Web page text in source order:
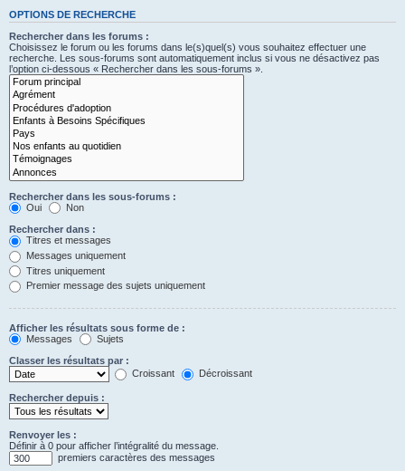
OPTIONS DE RECHERCHE
Rechercher dans les forums :
Choisissez le forum ou les forums dans le(s)quel(s) vous souhaitez effectuer une
recherche. Les sous-forums sont automatiquement inclus si vous ne désactivez pas
l’option ci-dessous « Rechercher dans les sous-forums ».
Rechercher dans les sous-forums :
Oui
Non
Rechercher dans :
Titres et messages
Messages uniquement
Titres uniquement
Premier message des sujets uniquement
Afficher les résultats sous forme de :
Messages
Sujets
Classer les résultats par :
Croissant
Décroissant
Rechercher depuis :
Renvoyer les :
Définir à 0 pour afficher l’intégralité du message.
premiers caractères des messages